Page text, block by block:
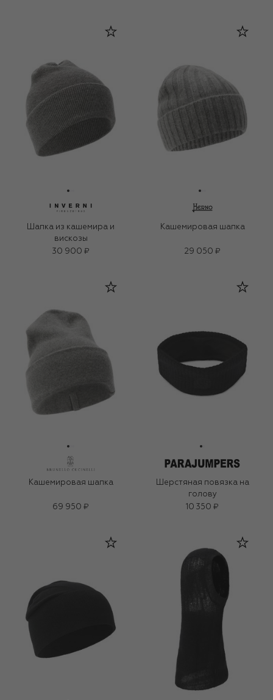
Шапка из кашемира и
вискозы
30 900 ₽
Кашемировая шапка
29 050 ₽
Кашемировая шапка
69 950 ₽
Шерстяная повязка на
голову
10 350 ₽